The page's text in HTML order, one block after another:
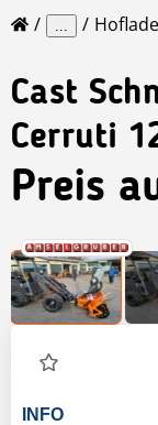
...
Cast
Cerruti
Preis
INFO